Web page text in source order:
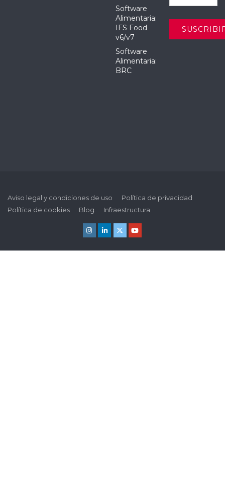
Software
Alimentaria:
IFS Food
v6/v7
Software
Alimentaria:
BRC
Aviso legal y condiciones de uso
Política de privacidad
Política de cookies
Blog Infraestructura